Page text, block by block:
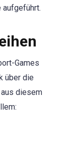
aufgeführt.
Games
über die
diesem